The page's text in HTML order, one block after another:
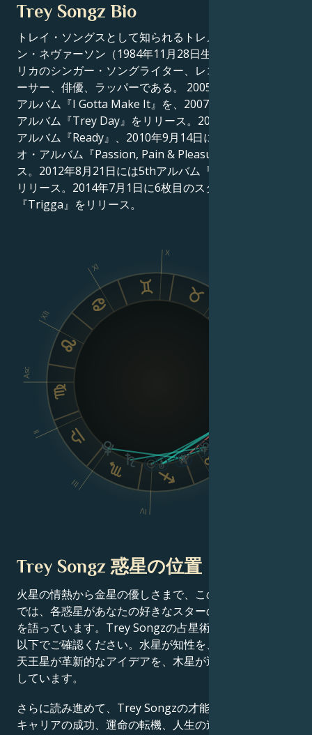
Trey Songz Bio
トレイ・ソングスとして知られるトレメイン・アルド
ン・ネヴァーソン（1984年11月28日生まれ）は、アメ
リカのシンガー・ソングライター、レコード・プロデュ
ーサー、俳優、ラッパーである。 2005年にデビュー・
アルバム『I Gotta Make It』を、2007年にセカンド・
アルバム『Trey Day』をリリース。2009年にサード・
アルバム『Ready』、2010年9月14日に4枚目のスタジ
オ・アルバム『Passion, Pain & Pleasure』をリリー
ス。2012年8月21日には5thアルバム『Chapter V』を
リリース。2014年7月1日に6枚目のスタジオ・アルバム
『Trigga』をリリース。
Asc
II
III
IV
X
XI
XII
Trey Songz 惑星の位置
火星の情熱から金星の優しさまで、この有名人の出生図
では、各惑星があなたの好きなスターの成功物語の一端
を語っています。Trey Songzの占星術チャート分析を
以下でご確認ください。水星が知性を、土星が規律を、
天王星が革新的なアイデアを、木星が運をそれぞれ定義
しています。
さらに読み進めて、Trey Songzの才能、カリスマ性、
キャリアの成功、運命の転機、人生の道筋、そして恋愛